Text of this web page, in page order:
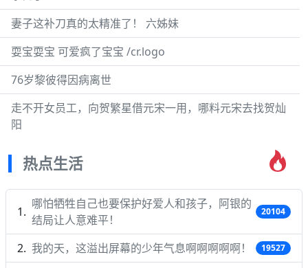
妻子这补刀真的太精准了！ 六姊妹
耍宝耍宝 可爱疯了宝宝 /cr.logo
76岁黎彼得因病离世
走不开女员工，向贺繁星借元宋一用，哪料元宋去找贺灿
阳
热点生活
哪怕牺牲自己也要保护好爱人和孩子，阿银的
结局让人意难平！
20104
我的天，这溢出屏幕的少年气息啊啊啊啊啊！ 19527